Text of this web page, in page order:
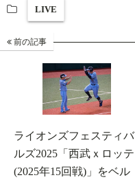
LIVE
前の記事
ライオンズフェスティバ
ルズ2025「西武ｘロッテ
(2025年15回戦)」をベル